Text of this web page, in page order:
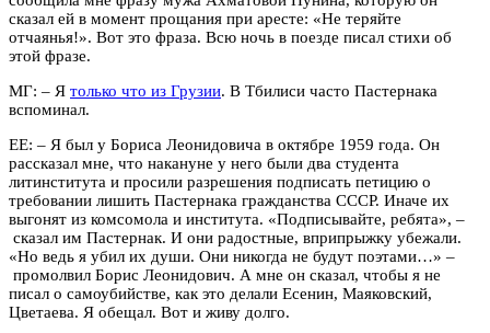
сказал ей в момент прощания при аресте: «Не теряйте
отчаянья!». Вот это фраза. Всю ночь в поезде писал стихи об
этой фразе.
МГ: – Я только что из Грузии. В Тбилиси часто Пастернака
вспоминал.
ЕЕ: – Я был у Бориса Леонидовича в октябре 1959 года. Он
рассказал мне, что накануне у него были два студента
литинститута и просили разрешения подписать петицию о
требовании лишить Пастернака гражданства СССР. Иначе их
выгонят из комсомола и института. «Подписывайте, ребята», –
сказал им Пастернак. И они радостные, вприпрыжку убежали.
«Но ведь я убил их души. Они никогда не будут поэтами…» –
промолвил Борис Леонидович. А мне он сказал, чтобы я не
писал о самоубийстве, как это делали Есенин, Маяковский,
Цветаева. Я обещал. Вот и живу долго.